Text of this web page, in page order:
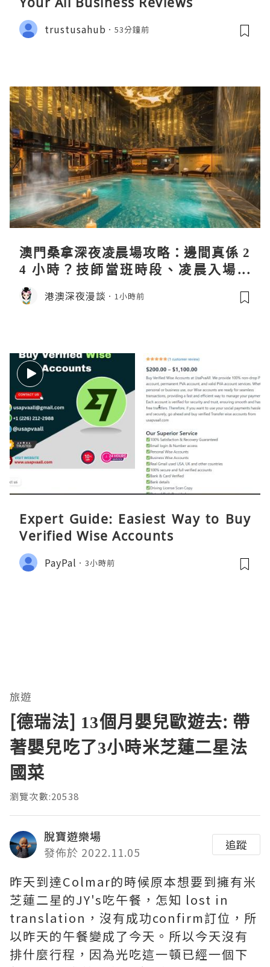
trustusahub 53分鐘前
澳門桑拿深夜凌晨場攻略：邊間真係 2
4 小時？技師當班時段、凌晨入場流
程、過夜安排一次過講清
港澳深夜漫談 1小時前
Expert Guide: Easiest Way to Buy
Verified Wise Accounts
PayPal 3小時前
旅遊
[德瑞法] 13個月嬰兒歐遊去: 帶
著嬰兒吃了3小時米芝蓮二星法
國菜
瀏覽次數:20538
脫寶遊樂場
發佈於 2022.11.05
追蹤
昨天到達Colmar的時候原本想要到擁有米
芝蓮二星的JY's吃午餐，怎知 lost in
translation，沒有成功confirm訂位，所
以昨天的午餐變成了今天。所以今天沒有
排什麼行程，因為光吃這一頓已經一個下